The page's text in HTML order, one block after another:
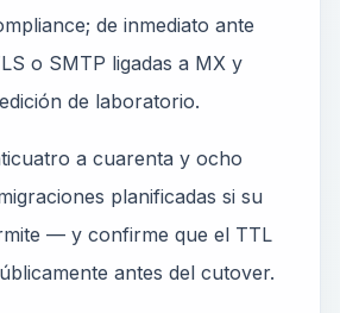
de inmediato ante
o SMTP ligadas a MX y
de laboratorio.
a cuarenta y ocho
planificadas si su
— y confirme que el TTL
antes del cutover.